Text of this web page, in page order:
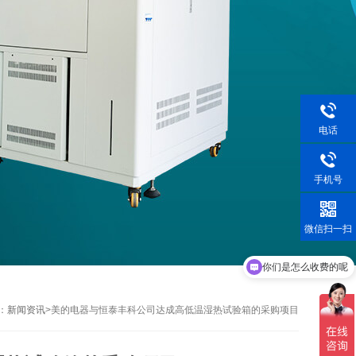
新闻资讯>美的电器与恒泰丰科公司达成高低温湿热试验箱的采购项目
电话
手机号
微信扫一扫
你们是怎么收费的呢